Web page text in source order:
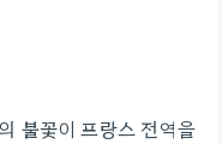
불꽃이 프랑스 전역을